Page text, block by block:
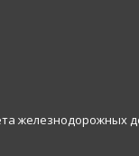
железнодорожных